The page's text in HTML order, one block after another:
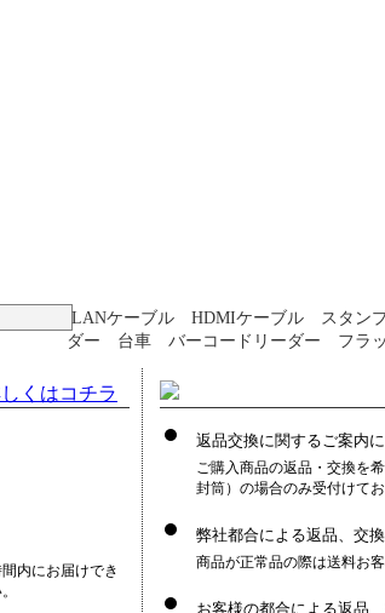
LANケーブル HDMIケーブル スタン
ダー 台車 バーコードリーダー フラ
くはコチラ
内にお届けでき
返品交換に関するご案内
ご購入商品の返品・交換を
封筒）の場合のみ受付けてお
弊社都合による返品、交
商品が正常品の際は送料お
お客様の都合による返品